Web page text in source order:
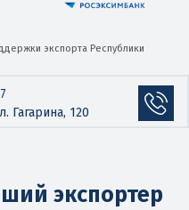
экспорта Республики
Гагарина, 120
экспортер